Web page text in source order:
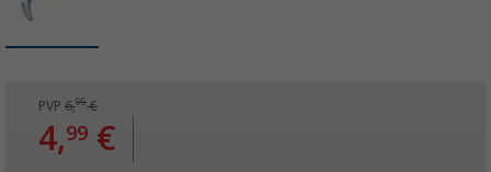
PVP 6,99€
4,99 €